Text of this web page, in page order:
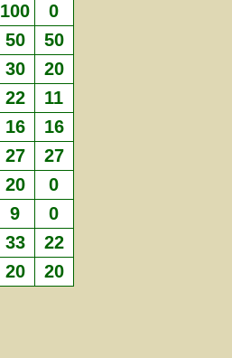
100 0
50 50
30 20
22 11
16 16
27 27
20 0
9 0
33 22
20 20